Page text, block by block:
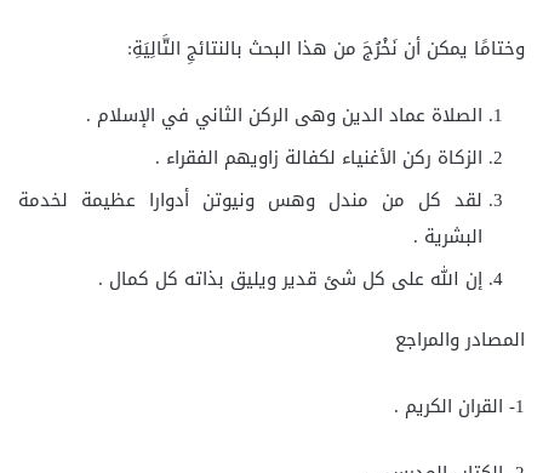
وختامًا يمكن أن نَخْرُجَ من هذا البحث بالنتائجِ التَّالِيَةِ:
الصلاة عماد الدين وهى الركن الثاني في الإسلام .
الزكاة ركن الأغنياء لكفالة زاويهم الفقراء .
لقد كل من مندل وهس ونيوتن أدوارا عظيمة لخدمة
البشرية .
إن الله على كل شئ قدير ويليق بذاته كل كمال .
المصادر والمراجع
1- القران الكريم .